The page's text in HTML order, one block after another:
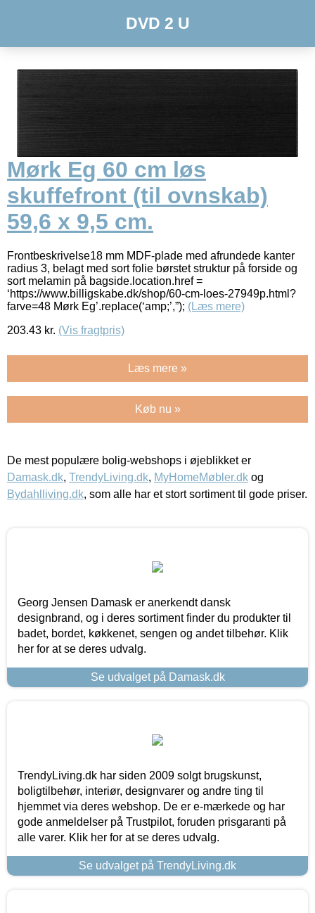
DVD 2 U
Mørk Eg 60 cm løs
skuffefront (til ovnskab)
59,6 x 9,5 cm.
Frontbeskrivelse18 mm MDF-plade med afrundede kanter
radius 3, belagt med sort folie børstet struktur på forside og
sort melamin på bagside.location.href =
‘https://www.billigskabe.dk/shop/60-cm-loes-27949p.html?
farve=48 Mørk Eg’.replace(‘amp;’,”); (Læs mere)
203.43 kr. (Vis fragtpris)
Læs mere »
Køb nu »
De mest populære bolig-webshops i øjeblikket er
Damask.dk, TrendyLiving.dk, MyHomeMøbler.dk og
Bydahlliving.dk, som alle har et stort sortiment til gode priser.
Georg Jensen Damask er anerkendt dansk
designbrand, og i deres sortiment finder du produkter til
badet, bordet, køkkenet, sengen og andet tilbehør. Klik
her for at se deres udvalg.
Se udvalget på Damask.dk
TrendyLiving.dk har siden 2009 solgt brugskunst,
boligtilbehør, interiør, designvarer og andre ting til
hjemmet via deres webshop. De er e-mærkede og har
gode anmeldelser på Trustpilot, foruden prisgaranti på
alle varer. Klik her for at se deres udvalg.
Se udvalget på TrendyLiving.dk